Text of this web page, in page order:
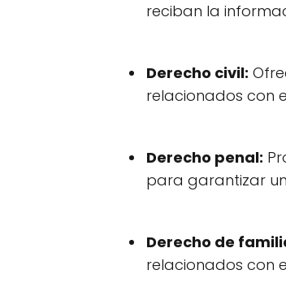
reciban la
Derecho civil:
relacionados con
Derecho penal:
para garantizar
Derecho de
relacionados con